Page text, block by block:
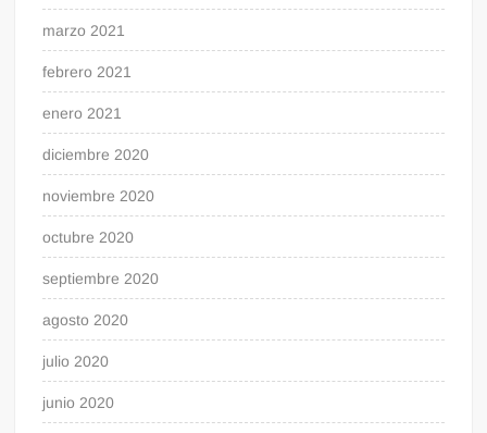
marzo 2021
febrero 2021
enero 2021
diciembre 2020
noviembre 2020
octubre 2020
septiembre 2020
agosto 2020
julio 2020
junio 2020